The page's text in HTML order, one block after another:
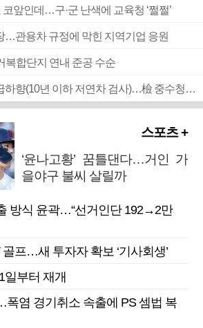
앞인데…구·군 난색에 교육청 ‘쩔쩔’
…관용차 규정에 막힌 지역기업 응원
복합단지 연내 준공 수순
■ 검사 신분 버리고 직급하향(10년 이하 저연차 검사)…檢 중수청행 기피
스포츠 +
‘윤나고황’ 꿈틀댄다…거인 가
을야구 불씨 살릴까
방식 윤곽…“선거인단 192→2만
프…새 투자자 확보 ‘기사회생’
부터 재개
염 경기취소 속출에 PS 셈법 복